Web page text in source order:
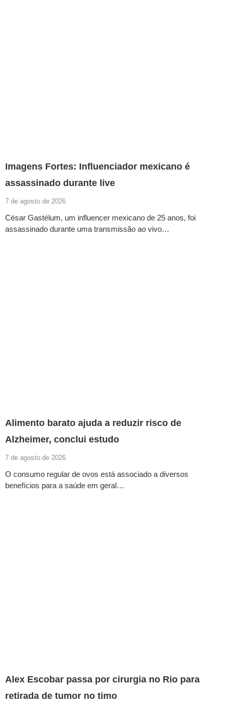
Imagens Fortes: Influenciador mexicano é
assassinado durante live
7 de agosto de 2026
César Gastélum, um influencer mexicano de 25 anos, foi
assassinado durante uma transmissão ao vivo…
Alimento barato ajuda a reduzir risco de
Alzheimer, conclui estudo
7 de agosto de 2026
O consumo regular de ovos está associado a diversos
benefícios para a saúde em geral…
Alex Escobar passa por cirurgia no Rio para
retirada de tumor no timo